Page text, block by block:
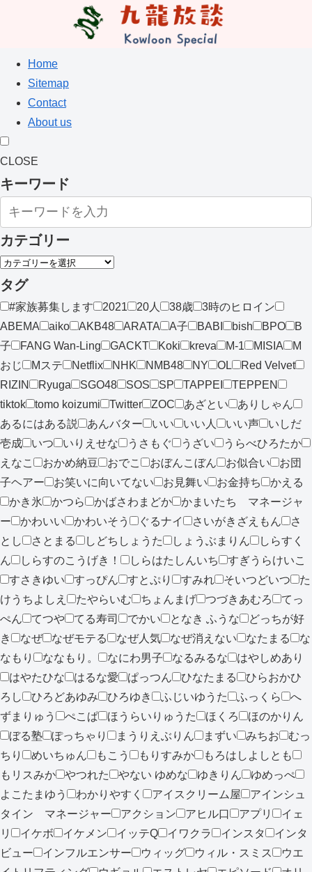
Home
Sitemap
Contact
About us
CLOSE
キーワード
カテゴリー
タグ
#家族募集します 2021 20人 38歳
3時のヒロイン
ABEMA
aiko AKB48 ARATA A子 BABI bish BPO
B
子
FANG Wan-Ling GACKT Koki kreva M-1 MISIA
M
おじ
Mステ Netflix NHK NMB48 NY OL
Red Velvet
RIZIN
Ryuga SGO48 SOS SP TAPPEI
TEPPEN
tiktok
tomo koizumi Twitter ZOC あざとい
ありしゃん
あるにはある説
あんバター いい いい人 いい声
いしだ
壱成
いつ いりえせな うさもぐ うざい
うらべひろたか
えなこ
おかめ納豆 おでこ おぼんこぼん お似合い
お団
子ヘアー
お笑いに向いてない お見舞い お金持ち
かえる
かき氷
かつら かばさわまどか
かまいたち マネージャ
ー
かわいい かわいそう ぐるナイ さいがきざえもん
さ
とし
さとまる しどちしょうた しょうぶまりん
しらすく
ん
しらすのこうげき！ しらはたしんいち
すぎうらけいこ
すさきゆい
すっぴん すとぷり すみれ そいつどいつ
た
けうちよしえ
たやらいむ ちょんまげ つづきあむろ
てっ
ぺん
てつや てる寿司 でかい となき ふうな
どっちが好
き
なぜ なぜモテる なぜ人気 なぜ消えない なたまる
な
なもり
ななもり。 なにわ男子 なるみるな
はやしめあり
はやたひな
はるな愛 ぱっつん ひなたまる
ひらおかひ
ろし
ひろどあゆみ ひろゆき ふじいゆうた ふっくら
へ
ずまりゅう
ぺこぱ ほうらいりゅうた ほくろ
ほのかりん
ぼる塾
ぽっちゃり まうりえぶりん まずい みちお
むっ
ちり
めいちゅん もこう もりすみか
もろはしよしとも
もリスみか
やつれた やない ゆめな ゆきりん
ゆめっぺ
よこたまゆう
わかりやすく アイスクリーム屋
アインシュ
タイン マネージャー
アクション アヒル口 アプリ
イェ
リ
イケボ イケメン イッテQ イワクラ インスタ
インタ
ビュー
インフルエンサー ウィッグ ウィル・スミス
ウエ